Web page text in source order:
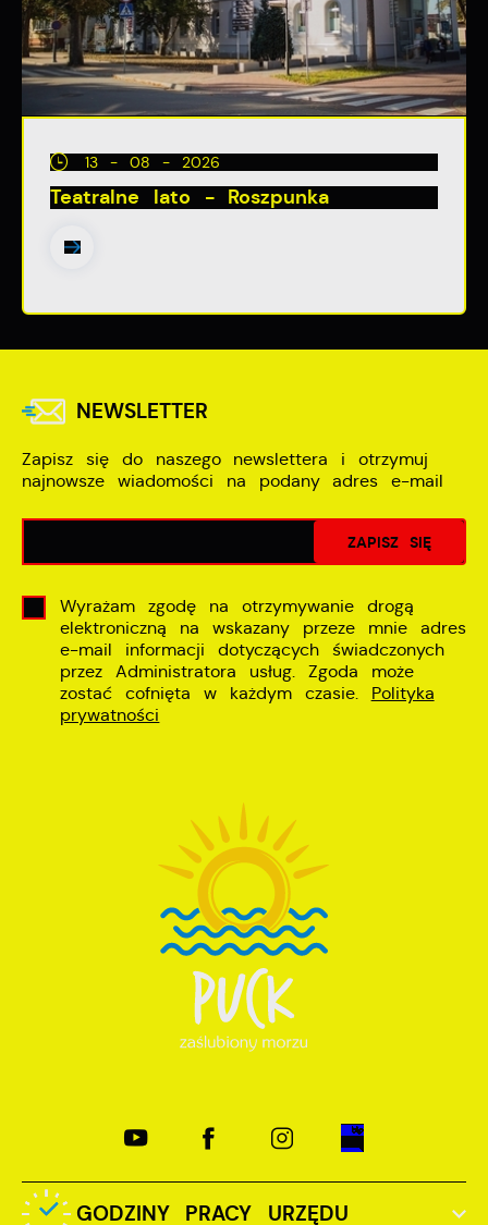
13 - 08 - 2026
Teatralne lato - Roszpunka
NEWSLETTER
Zapisz się do naszego newslettera i otrzymuj
najnowsze wiadomości na podany adres e-mail
Wyrażam zgodę na otrzymywanie drogą
elektroniczną na wskazany przeze mnie adres
e-mail informacji dotyczących świadczonych
przez Administratora usług. Zgoda może
zostać cofnięta w każdym czasie. Polityka
prywatności
GODZINY PRACY URZĘDU